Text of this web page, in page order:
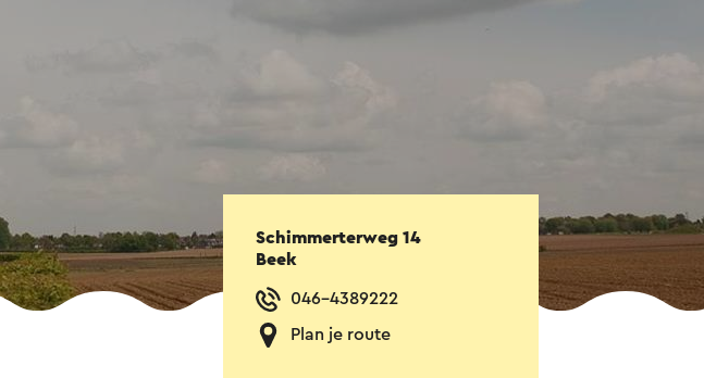
Schimmerterweg 14
Beek
046-4389222
Plan je route